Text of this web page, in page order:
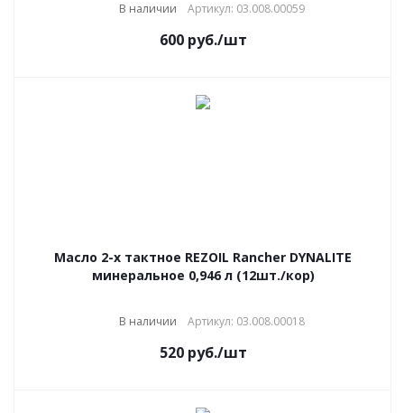
В наличии Артикул: 03.008.00059
600руб./шт
Масло 2-х тактное REZOIL Rancher DYNALITE
минеральное 0,946 л (12шт./кор)
В наличии Артикул: 03.008.00018
520руб./шт